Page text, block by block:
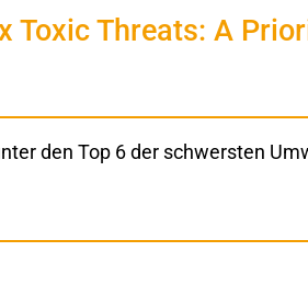
Toxic Threats: A
den Top 6 der schwersten